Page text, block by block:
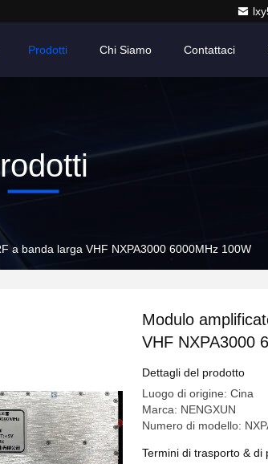
Prodotti Chi Siamo Contattaci
a banda larga VHF NXPA3000 6000MHz 100W
Modulo
VHF NXPA3000
Dettagli del prodotto
Luogo di origine: Cina
Marca: NENGXUN
Numero di modello:
Termini di trasporto & di